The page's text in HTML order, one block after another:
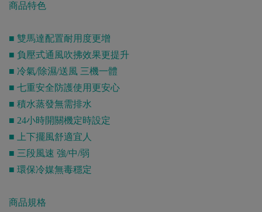
商品特色
■ 雙馬達配置耐用度更增
■ 負壓式通風吹拂效果更提升
■ 冷氣/除濕/送風 三機一體
■ 七重安全防護使用更安心
■ 積水蒸發無需排水
■ 24小時開關機定時設定
■ 上下擺風舒適宜人
■ 三段風速 強/中/弱
■ 環保冷媒無毒穩定
商品規格